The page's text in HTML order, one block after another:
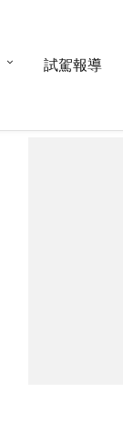
試駕報導